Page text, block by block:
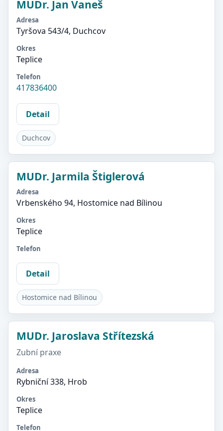
MUDr. Jan Vaneš
Adresa
Tyršova 543/4, Duchcov
Okres
Teplice
Telefon
417836400
Detail
Duchcov
MUDr. Jarmila Štiglerová
Adresa
Vrbenského 94, Hostomice nad Bílinou
Okres
Teplice
Telefon
Detail
Hostomice nad Bílinou
MUDr. Jaroslava Střítezská
Zubní praxe
Adresa
Rybniční 338, Hrob
Okres
Teplice
Telefon